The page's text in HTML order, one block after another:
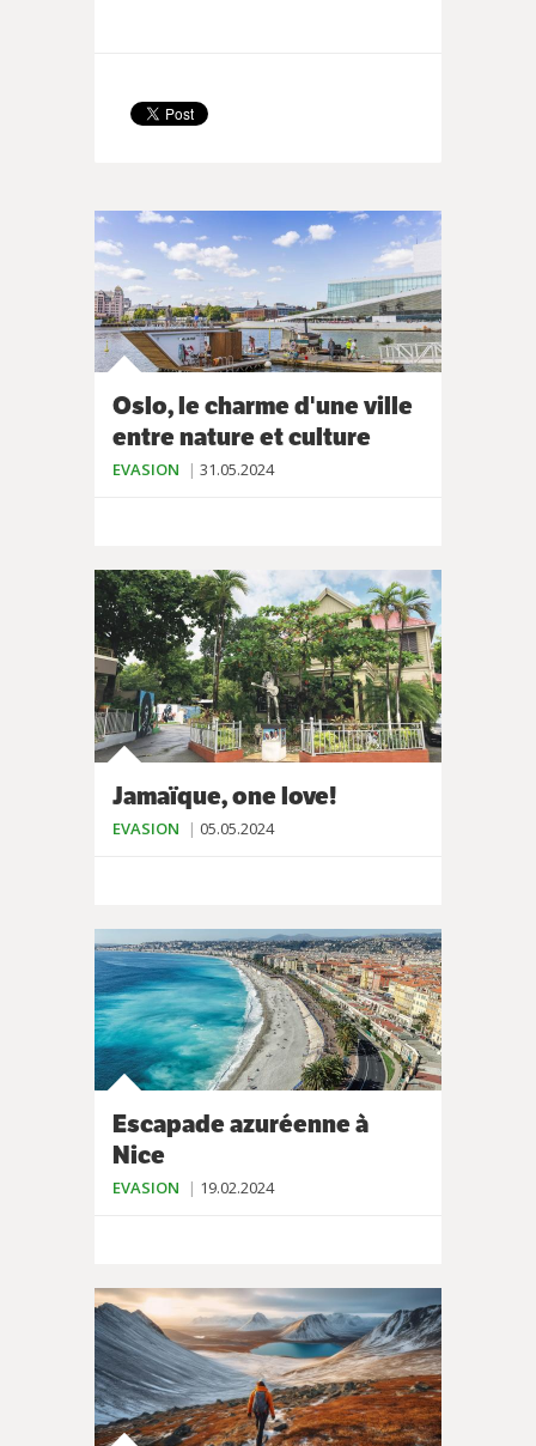
Oslo, le charme d'une ville
entre nature et culture
EVASION 31.05.2024
Jamaïque, one love!
EVASION 05.05.2024
Escapade azuréenne à
Nice
EVASION 19.02.2024